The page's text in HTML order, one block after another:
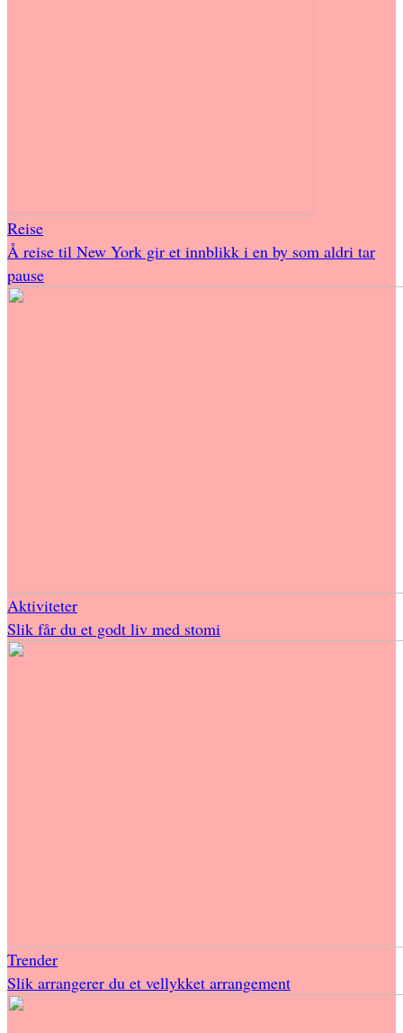
Reise
Å reise til New York gir et innblikk i en by som aldri tar
pause
Aktiviteter
Slik får du et godt liv med stomi
Trender
Slik arrangerer du et vellykket arrangement